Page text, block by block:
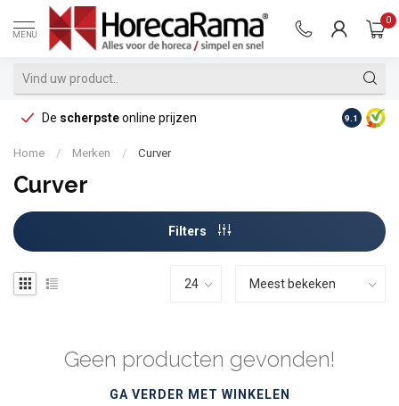
MENU
0
De scherpsteonline prijzen Op
9.1
Home / Merken / Curver
Curver
Filters
Geen producten gevonden!
GA VERDER MET WINKELEN